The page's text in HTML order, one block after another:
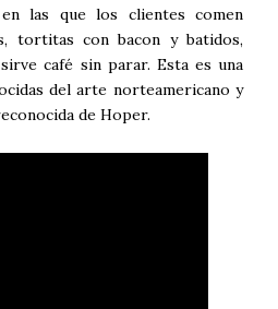
las que los clientes comen
tortitas con bacon y batidos,
café sin parar. Esta es una
del arte norteamericano y
de Hoper.